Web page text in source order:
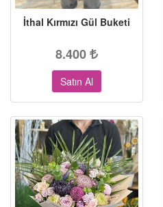
İthal Kırmızı Gül Buketi
8.400
Satın Al